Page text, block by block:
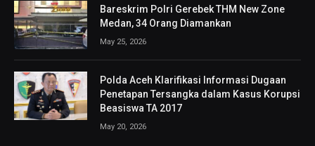
Bareskrim Polri Gerebek THM New Zone
Medan, 34 Orang Diamankan
May 25, 2026
Polda Aceh Klarifikasi Informasi Dugaan
Penetapan Tersangka dalam Kasus Korupsi
Beasiswa TA 2017
May 20, 2026